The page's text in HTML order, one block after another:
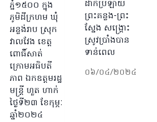
ភ្នំ១៥០០ ក្នុង
ភូមិដីក្រហម ឃុំ
អន្លង់រាប ស្រុក
វាលវែង ខេត្ត
ពោធិ៍សាត់
ក្រោមអធិបតី
ភាព ឯកឧត្តមរដ្ឋ
មន្ត្រី ហួត ហាក់
ថ្ងៃទី២៣ ខែកុម្ភៈ
ឆ្នាំ២០២៤
ដាក់ប្រឡាយ
ព្រះគន្លង-ព្រះ
ស្នែង សង្គ្រោះ
ស្រូវប្រាំងបាន
ទាន់ពេល
០៦/០៤/២០២៤